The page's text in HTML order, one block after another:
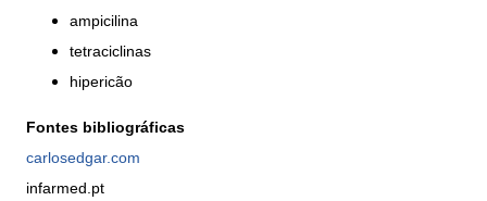
ampicilina
tetraciclinas
hipericão
Fontes bibliográficas
carlosedgar.com
infarmed.pt